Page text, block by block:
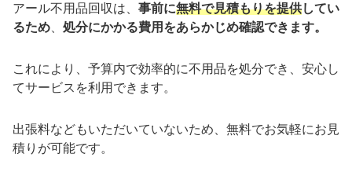
アール不用品回収は、 事前に無料で見積もりを提供してい
るため
処分にかかる費用をあらかじめ確認できます。
これにより、予算内で効率的に不用品を処分でき、安心し
てサービスを利用できます。
出張料などもいただいていないため、無料でお気軽にお見
積りが可能です。